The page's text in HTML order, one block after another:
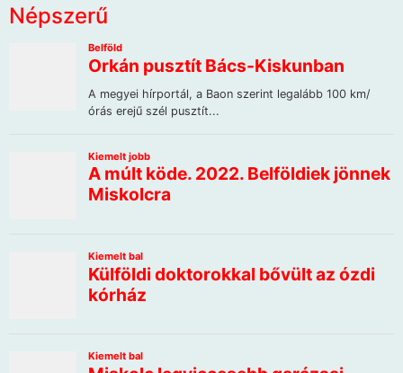
Népszerű